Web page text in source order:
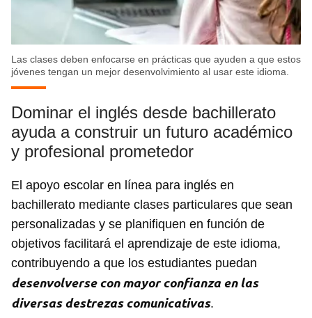
Las clases deben enfocarse en prácticas que ayuden a que estos
jóvenes tengan un mejor desenvolvimiento al usar este idioma.
Dominar el inglés desde bachillerato
ayuda a construir un futuro académico
y profesional prometedor
El apoyo escolar en línea para inglés en
bachillerato mediante clases particulares que sean
personalizadas y se planifiquen en función de
objetivos facilitará el aprendizaje de este idioma,
contribuyendo a que los estudiantes puedan
desenvolverse con mayor confianza en las
diversas destrezas comunicativas.